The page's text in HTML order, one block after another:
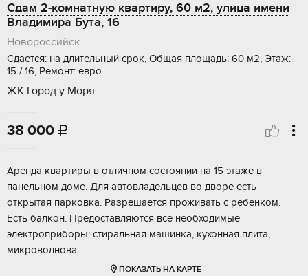
Сдам 2-комнатную квартиру, 60 м2, улица имени
Владимира Бута, 16
Новороссийск
Сдается: на длительный срок, Общая площадь: 60 м2, Этаж:
15 / 16, Ремонт: евро
ЖК Город у Моря
38 000 
Аренда квартиры в отличном состоянии на 15 этаже в
панельном доме. Для автовладельцев во дворе есть
открытая парковка. Разрешается проживать с ребенком.
Есть балкон. Предоставляются все необходимые
электроприборы: стиральная машинка, кухонная плита,
микроволнова...
ПОКАЗАТЬ НА КАРТЕ